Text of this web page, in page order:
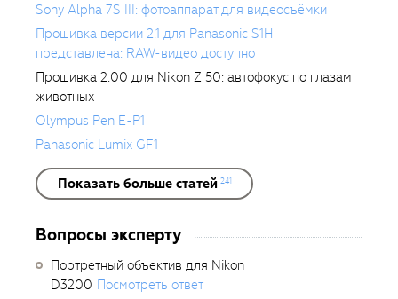
Sony Alpha 7S III: фотоаппарат для видеосъёмки
Прошивка версии 2.1 для Panasonic S1H
представлена: RAW-видео доступно
Прошивка 2.00 для Nikon Z 50: автофокус по глазам
животных
Olympus Pen E-P1
Panasonic Lumix GF1
Показать больше статей 241
Вопросы эксперту
Портретный объектив для Nikon
D3200 Посмотреть ответ